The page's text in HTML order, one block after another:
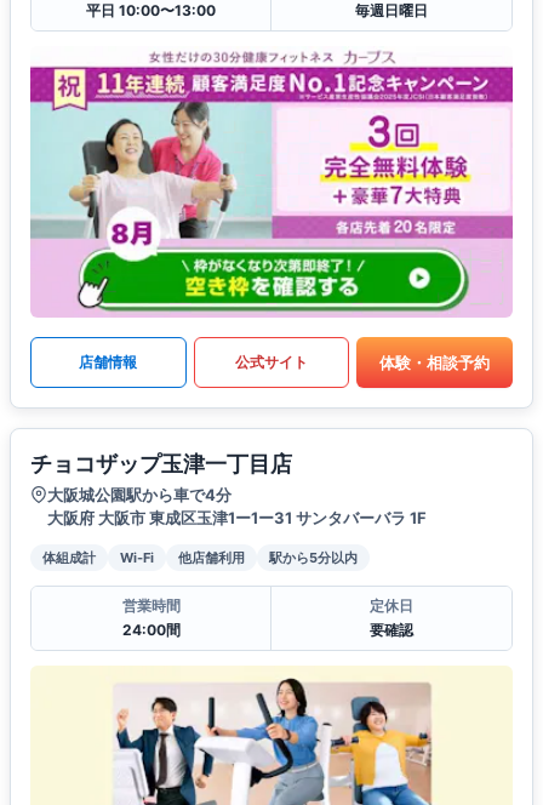
平日 10:00〜13:00
毎週日曜日
店舗情報 公式サイト 体験・相談予約
チョコザップ玉津一丁目店
大阪城公園駅から車で4分
大阪府 大阪市 東成区玉津1ー1ー31 サンタバーバラ 1F
体組成計 Wi-Fi 他店舗利用 駅から5分以内
営業時間
24:00間
定休日
要確認